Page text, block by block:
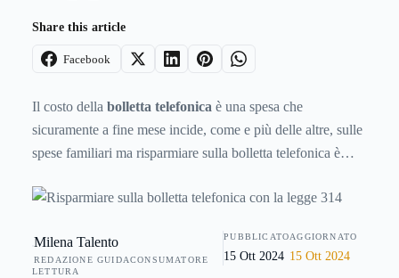
Share this article
Facebook
Il costo della bolletta telefonica è una spesa che
sicuramente a fine mese incide, come e più delle altre, sulle
spese familiari ma risparmiare sulla bolletta telefonica è
telefonia fissa, ma anche grazie alle agevolazioni previste
Milena Talento
REDAZIONE GUIDACONSUMATORE
PUBBLICATO
15 Ott 2024
AGGIORNATO
15 Ott 2024
LETTURA